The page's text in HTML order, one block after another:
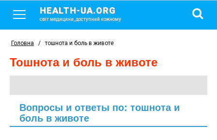
HEALTH-UA.ORG
світ медицини, доступний кожному
Головна / тошнота и боль в животе
тошнота и боль в животе
Вопросы и ответы по: тошнота и
боль в животе